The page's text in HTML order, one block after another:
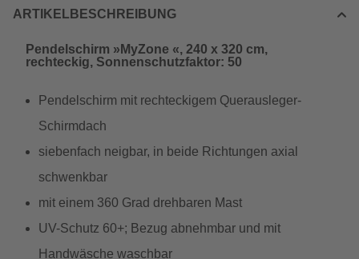
ARTIKELBESCHREIBUNG
Pendelschirm »MyZone «, 240 x 320 cm,
rechteckig, Sonnenschutzfaktor: 50
Pendelschirm mit rechteckigem Querausleger-
Schirmdach
siebenfach neigbar, in beide Richtungen axial
schwenkbar
mit einem 360 Grad drehbaren Mast
UV-Schutz 60+; Bezug abnehmbar und mit
Handwäsche waschbar